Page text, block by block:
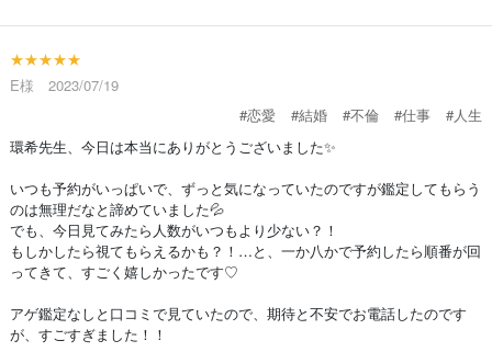
★★★★★
E様 2023/07/19
#恋愛
#結婚 #不倫 #仕事
#人生
環希先生、今日は本当にありがとうございました✨
いつも予約がいっぱいで、ずっと気になっていたのですが鑑定してもらう
のは無理だなと諦めていました💦
でも、今日見てみたら人数がいつもより少ない？！
もしかしたら視てもらえるかも？！…と、一か八かで予約したら順番が回
ってきて、すごく嬉しかったです♡
アゲ鑑定なしと口コミで見ていたので、期待と不安でお電話したのです
が、すごすぎました！！